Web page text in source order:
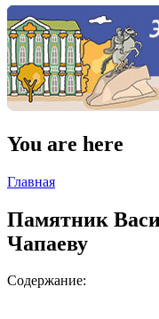
You are here
Главная
Памятник
Чапаеву
Содержание: